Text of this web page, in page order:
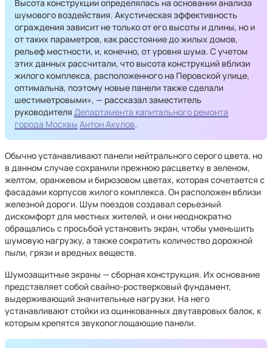
Высота конструкции определялась на основании анализа
шумового воздействия. Акустическая эффективность
ограждения зависит не только от его высоты и длины, но и
от таких параметров, как расстояние до жилых домов,
рельеф местности, и, конечно, от уровня шума. С учетом
этих данных рассчитали, что высота конструкций вблизи
жилого комплекса, расположенного на Перовской улице,
оптимальна, поэтому новые панели также сделали
шестиметровыми», — рассказал заместитель
руководителя Департамента капитального ремонта
города Москвы Антон Акулов.
Обычно устанавливают панели нейтрального серого цвета, но
в данном случае сохранили прежнюю расцветку в зеленом,
желтом, оранжевом и бирюзовом цветах, которая сочетается с
фасадами корпусов жилого комплекса. Он расположен вблизи
железной дороги. Шум поездов создавал серьезный
дискомфорт для местных жителей, и они неоднократно
обращались с просьбой установить экран, чтобы уменьшить
шумовую нагрузку, а также сократить количество дорожной
пыли, грязи и вредных веществ.
Шумозащитные экраны — сборная конструкция. Их основание
представляет собой свайно-ростверковый фундамент,
выдерживающий значительные нагрузки. На него
устанавливают стойки из оцинкованных двутавровых балок, к
которым крепятся звукопоглощающие панели.